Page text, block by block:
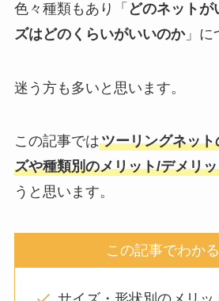
色々種類もあり「 どのネットが
ズはどのくらいがいいのか」に
迷う方も多いと思います。
この記事ではツーリングネッ
ズや種類別のメリット/デメリ
うと思います。
この記事でわか